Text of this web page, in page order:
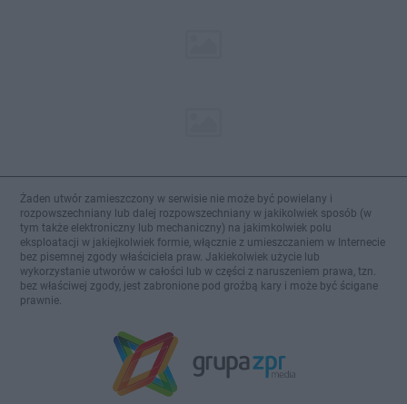
Żaden utwór zamieszczony w serwisie nie może być powielany i
rozpowszechniany lub dalej rozpowszechniany w jakikolwiek sposób (w
tym także elektroniczny lub mechaniczny) na jakimkolwiek polu
eksploatacji w jakiejkolwiek formie, włącznie z umieszczaniem w Internecie
bez pisemnej zgody właściciela praw. Jakiekolwiek użycie lub
wykorzystanie utworów w całości lub w części z naruszeniem prawa, tzn.
bez właściwej zgody, jest zabronione pod groźbą kary i może być ścigane
prawnie.